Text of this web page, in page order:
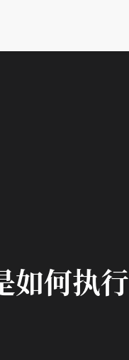
如何执行